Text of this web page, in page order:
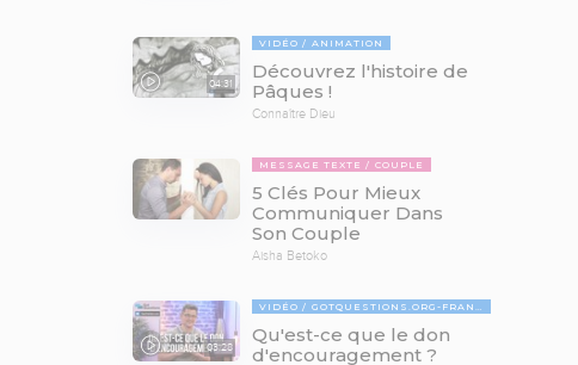
04:31
VIDÉO ANIMATION
Découvrez l'histoire de
Pâques !
Connaître Dieu
MESSAGE TEXTE COUPLE
5 Clés Pour Mieux
Communiquer Dans
Son Couple
Aisha Betoko
03:28
VIDÉO GOTQUESTIONS.ORG-FRANÇAIS
Qu'est-ce que le don
d'encouragement ?